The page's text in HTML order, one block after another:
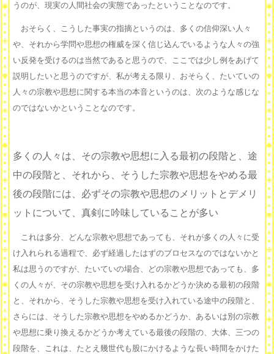
うのが、現実の人間社会の実態であったということなのです。
おそらく、こうした事実の指摘というのは、多くの信仰深い人々
や、それから学問や思想の権威を深く信じ込んでいるような人々の強
い反発を受けるのは当然であると思うので、ここでは少し例をあげて
説明したいと思うのですが、私が考える限り、おそらく、たいていの
人々の宗教や思想に関する本当の本音というのは、次のような感じな
のではないかということなのです。
多くの人々は、その宗教や思想に入る最初の段階と、途
中の段階と、それから、そうした宗教や思想をやめる最
後の段階には、必ずその宗教や思想のメリットとデメリ
ットについて、真剣に吟味していることが多い
これは多分、どんな宗教や思想であっても、それが多くの人々に受
け入れられる過程で、必ず経過したはずのブロセスなのではないかと
私は思うのですが、たいていの場合、どの宗教や思想であっても、多
くの人々が、その宗教や思想を受け入れるかどうか決める最初の段階
と、それから、そうした宗教や思想を受け入れている途中の段階と、
さらには、そうした宗教や思想をやめるかどうか、あるいは別の宗教
や思想に乗り換えるかどうか考えている最後の段階の、大体、三つの
段階を、これは、たとえ幾世代も股にかけるような長い時間をかけた